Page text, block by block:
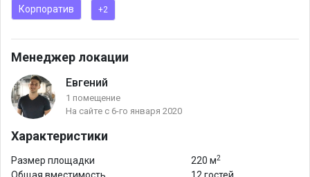
- 220м2;
- Караоке;
- Акусничиская система Harman Kardon;
- Русская и финская бани;
- Домашний кинотеатр;
Корпоратив +2
Менеджер локации
Евгений
1 помещение
На сайте с 6-го января 2020
Характеристики
Размер площадки 220 м2